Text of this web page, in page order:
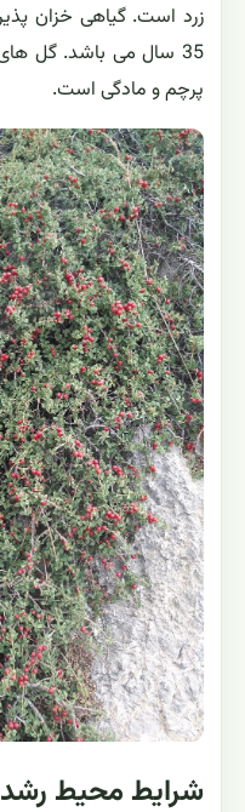
پرچم و مادگی است.
شرایط محیط رشد